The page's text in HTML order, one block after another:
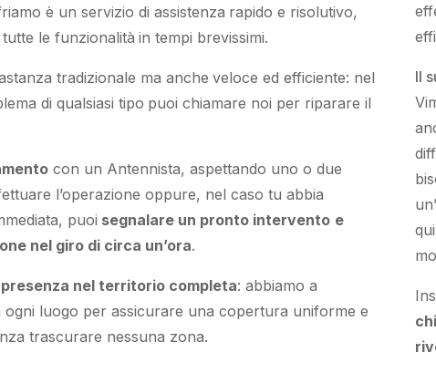
è un servizio di assistenza rapido e risolutivo,
tutte le funzionalità in tempi brevissimi.
tradizionale maanche veloce ed efficiente: nel
di qualsiasi tipo puoi chiamare noi per riparare il
con un Antennista,aspettando uno o due
l’operazione oppure, nel caso tu abbia
, puoi segnalare un pronto intervento e
nel giro di circa un’ora.
nel territorio completa:abbiamo a
ogni luogo perassicurare una copertura uniforme e
trascurare nessuna zona.
Il
un’